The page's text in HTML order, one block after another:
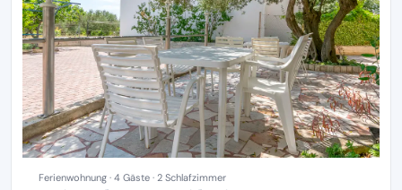
Ferienwohnung · 4 Gäste · 2 Schlafzimmer